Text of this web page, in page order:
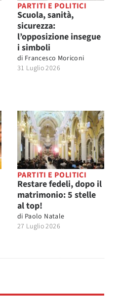
PARTITI E POLITICI
Scuola, sanità,
sicurezza:
l’opposizione insegue
i simboli
di Francesco Moriconi
31 Luglio 2026
PARTITI E POLITICI
Restare fedeli, dopo il
matrimonio: 5 stelle
al top!
di Paolo Natale
27 Luglio 2026